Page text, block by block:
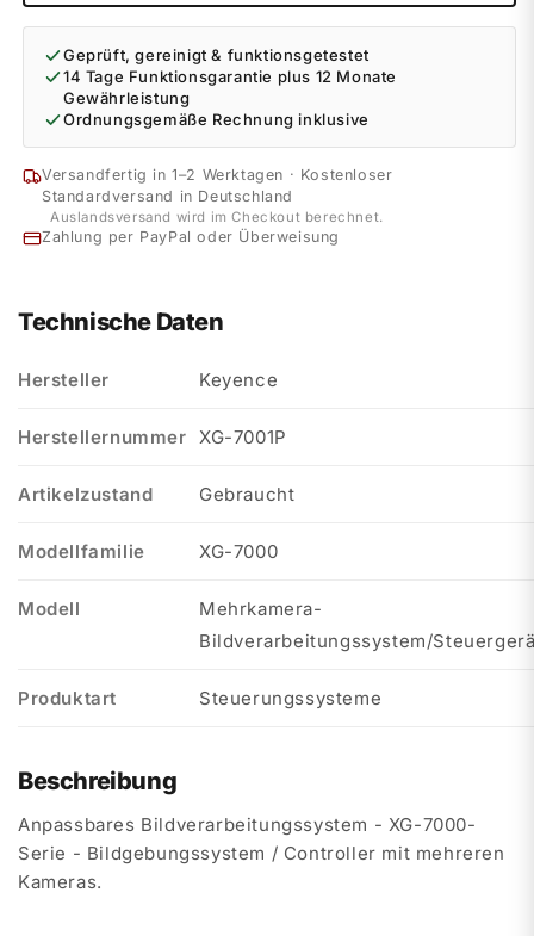
Geprüft, gereinigt & funktionsgetestet
14 Tage Funktionsgarantie plus 12 Monate
Gewährleistung
Ordnungsgemäße Rechnung inklusive
Versandfertig in 1–2 Werktagen · Kostenloser
Standardversand in Deutschland
Auslandsversand wird im Checkout berechnet.
Zahlung per PayPal oder Überweisung
Technische Daten
Hersteller Keyence
Herstellernummer XG-7001P
Artikelzustand Gebraucht
Modellfamilie XG-7000
Modell
Mehrkamera-
Bildverarbeitungssystem/
Produktart Steuerungssysteme
Beschreibung
Anpassbares Bildverarbeitungssystem - XG-7000-
Serie - Bildgebungssystem / Controller mit mehreren
Kameras.